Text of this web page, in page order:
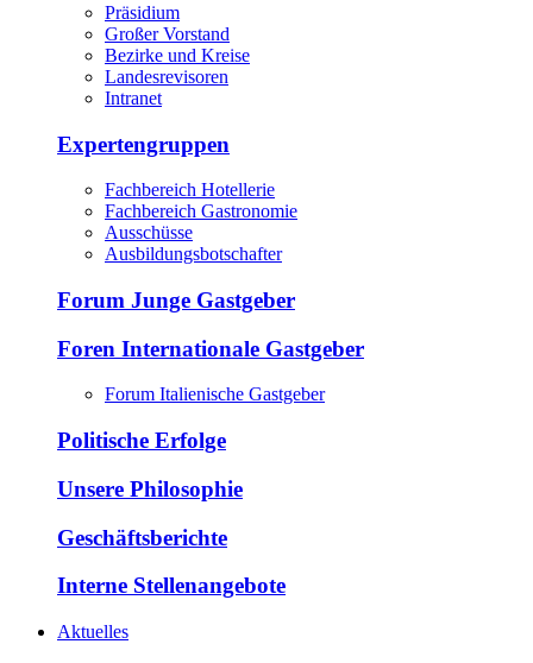
Präsidium
Großer Vorstand
Bezirke und Kreise
Landesrevisoren
Intranet
Expertengruppen
Fachbereich Hotellerie
Fachbereich Gastronomie
Ausschüsse
Ausbildungsbotschafter
Forum Junge Gastgeber
Foren Internationale Gastgeber
Forum Italienische Gastgeber
Politische Erfolge
Unsere Philosophie
Geschäftsberichte
Interne Stellenangebote
Aktuelles